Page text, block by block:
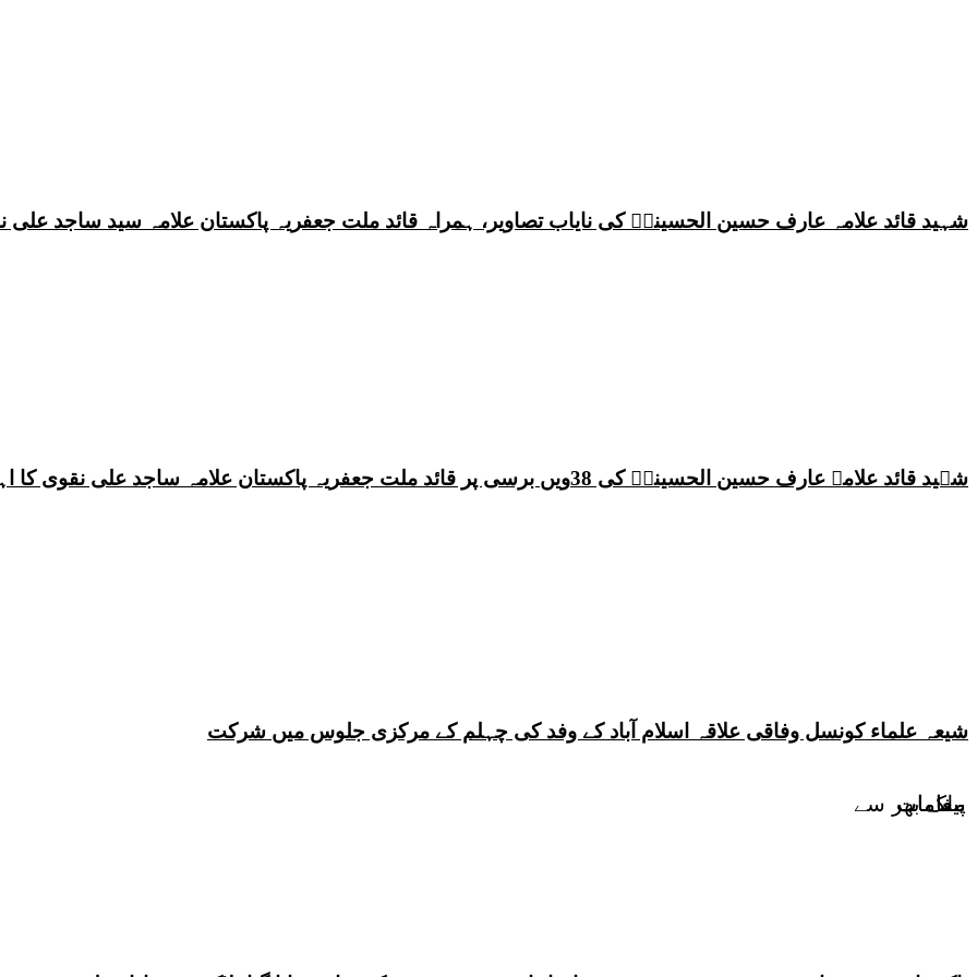
ملک بھر سے
پیغامات
پیغامات
شہید قائد علامہ عارف حسین الحسینیؒ کی نایاب تصاویر، ہمراہ قائد ملت جعفریہ پاکستان علامہ سید ساجد علی
شہید قائد علامہ عارف حسین الحسینیؒ کی 38ویں برسی پر قائد ملت جعفریہ پاکستان علامہ ساجد علی نقوی کا اہم پیغام
شیعہ علماء کونسل وفاقی علاقہ اسلام آباد کے وفد کی چہلم کے مرکزی جلوس میں شرکت